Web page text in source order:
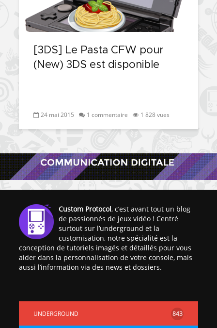
[3DS] Le Pasta CFW pour
(New) 3DS est disponible
24 mai 2015 1 commentaire 1 828 vues
Custom Protocol, c’est avant tout un blog
de passionnés de jeux vidéo ! Centré
surtout sur l’underground et la
customisation, notre spécialité est la
conception de tutoriels imagés et détaillés pour vous
aider dans la personnalisation de votre console, mais
aussi l’information via des news et dossiers.
UNDERGROUND 843
[Vita] Ouverture de
concours de
homebrews
[PSP] Débricker une
PSP 2000/3000 est
désormais
possible avec Baryon
[PS4] TUTO - Hacker
/ Jailbreaker sa PS4
[Switch]
nouveaux
SX Lite :
prévoir
TUTO -